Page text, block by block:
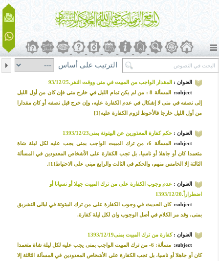
الترتيب على أساس
العنوان :
المقدار الواجب من المبيت في منى ووقت النفر.93/12/25
subject:
المسألة 8 : من لم يكن تمام الليل في خارج منى فإن كان من أول الليل
إلى نصفه في منى لا إشكال في عدم الكفارة عليه، وإن خرج قبل نصفه أو كان مقدارا
من أول الليل خارجا فالأحوط لزوم الكفارة عليه[1]
العنوان : حكم كفارة المعذورين عن البيتوتة بمنى1393/12/23
subject:
المسألة 6: من ترك المبيت الواجب بمنى يجب عليه لكل ليلة شاة
متعمدا كان أو جاهلا أو ناسيا، بل تجب الكفارة على الأشخاص المعدودين في المسألة
الثالثة إلا الخامس منهم، والحكم في الثالث والرابع مبني على الاحتياط[1].
العنوان : عدم وجوب الكفارة على من ترك المبيت جهلا أو نسيانا أو
اضطراراً.1393/12/20
subject:
كان الحديث في وجوب الكفارة على من ترك البيتوتة في ليالى التشريق
بمنى، وقد مر الكلام في أصل الوجوب وان لكل ليلة كفارة.
العنوان :كفارة من ترك المبيت بمنى1393/12/19
subject:
مسألة: 6- من ترك المبيت الواجب بمنى يجب عليه لكل ليلة شاة متعمدا
كان أو جاهلا أو ناسيا، بل تجب الكفارة على الأشخاص المعدودين في المسألة الثالثة إلا